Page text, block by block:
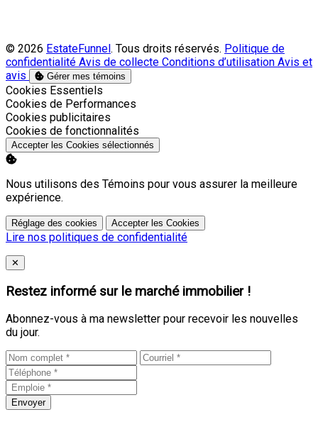
© 2026 EstateFunnel. Tous droits réservés. Politique de
confidentialité Avis de collecte Conditions d’utilisation Avis et
avis
Gérer mes témoins
Activer
Cookies Essentiels
Activer
Cookies de Performances
Activer
Cookies publicitaires
Activer
Cookies de fonctionnalités
Accepter les Cookies sélectionnés
Nous utilisons des Témoins pour vous assurer la meilleure
expérience.
Réglage des cookies Accepter les Cookies
Lire nos politiques de confidentialité
Close
✕
Restez informé sur le marché immobilier !
Abonnez-vous à ma newsletter pour recevoir les nouvelles
du jour.
Envoyer